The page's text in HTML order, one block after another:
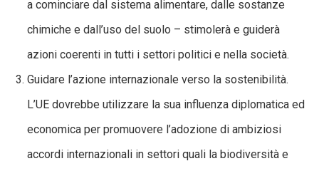
a cominciare dal sistema alimentare, dalle sostanze
chimiche e dall’uso del suolo – stimolerà e guiderà
azioni coerenti in tutti i settori politici e nella società.
Guidare l’azione internazionale verso la sostenibilità.
L’UE dovrebbe utilizzare la sua influenza diplomatica ed
economica per promuovere l’adozione di ambiziosi
accordi internazionali in settori quali la biodiversità e